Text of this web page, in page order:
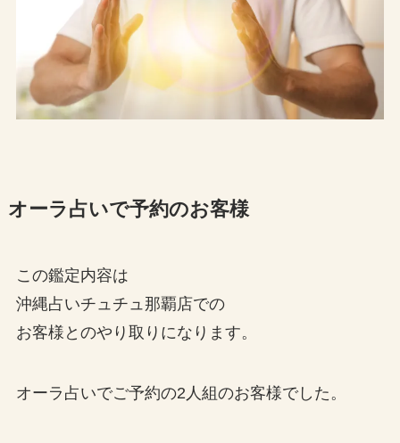
オーラ占いで予約のお客様
この鑑定内容は
沖縄占いチュチュ那覇店での
お客様とのやり取りになります。
オーラ占いでご予約の2人組のお客様でした。